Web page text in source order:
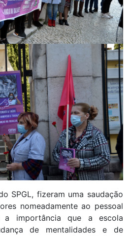
SPGL, fizeram uma saudação
nomeadamente ao pessoal
a importância que a escola
de mentalidades e de